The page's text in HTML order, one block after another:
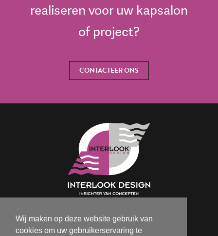
Wij maken op deze website gebruik van
cookies om uw gebruikerservaring te
realiseren voor uw kapsalon
of project?
CONTACTEER ONS
Isabelle@interlookdesign.be